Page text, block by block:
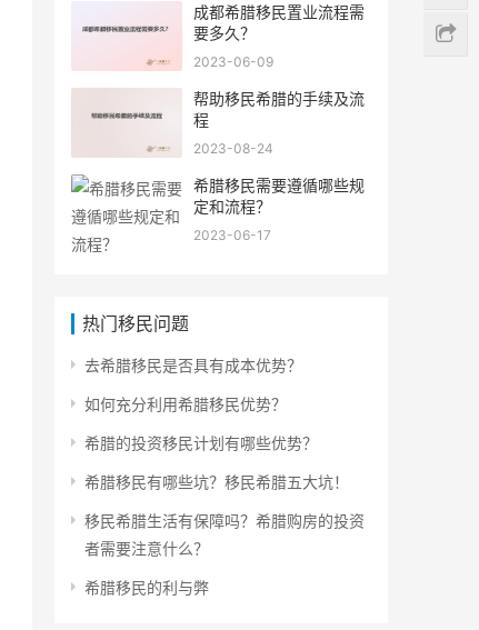
成都希腊移民置业流程需
要多久？
2023-06-09
帮助移民希腊的手续及流
程
2023-08-24
希腊移民需要遵循哪些规
定和流程？
2023-06-17
热门移民问题
去希腊移民是否具有成本优势？
如何充分利用希腊移民优势？
希腊的投资移民计划有哪些优势？
希腊移民有哪些坑？移民希腊五大坑！
移民希腊生活有保障吗？希腊购房的投资
者需要注意什么？
希腊移民的利与弊